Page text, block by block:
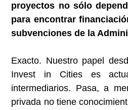
proyectos no sólo
para encontrar
subvenciones de la
Exacto. Nuestro papel
Invest in Cities es
intermediarios. Pasa, a
privada no tiene